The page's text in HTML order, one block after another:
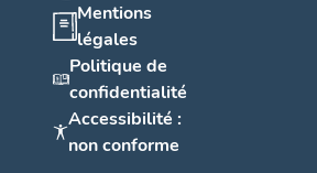
Mentions
légales
Politique de
confidentialité
Accessibilité :
non conforme